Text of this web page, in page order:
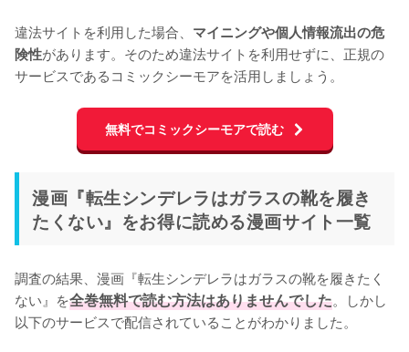
違法サイトを利用した場合、 マイニングや個人情報流出の危
険性があります。そのため違法サイトを利用せずに、正規の
サービスであるコミックシーモアを活用しましょう。
無料でコミックシーモアで読む
漫画『転生シンデレラはガラスの靴を履き
たくない』をお得に読める漫画サイト一覧
調査の結果、漫画『転生シンデレラはガラスの靴を履きたく
ない』を全巻無料で読む方法はありませんでした。しかし
以下のサービスで配信されていることがわかりました。